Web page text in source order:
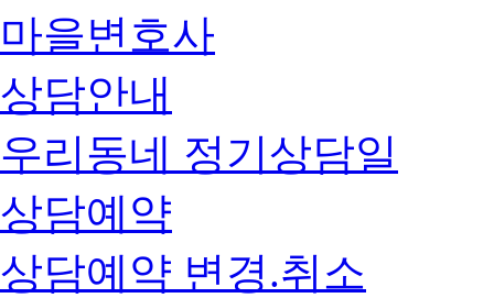
마을변호사
상담안내
우리동네 정기상담일
상담예약
상담예약 변경.취소